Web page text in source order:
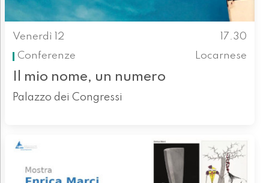
Venerdì 12
17.30
Conferenze
Locarnese
Il mio nome, un numero
Palazzo dei Congressi